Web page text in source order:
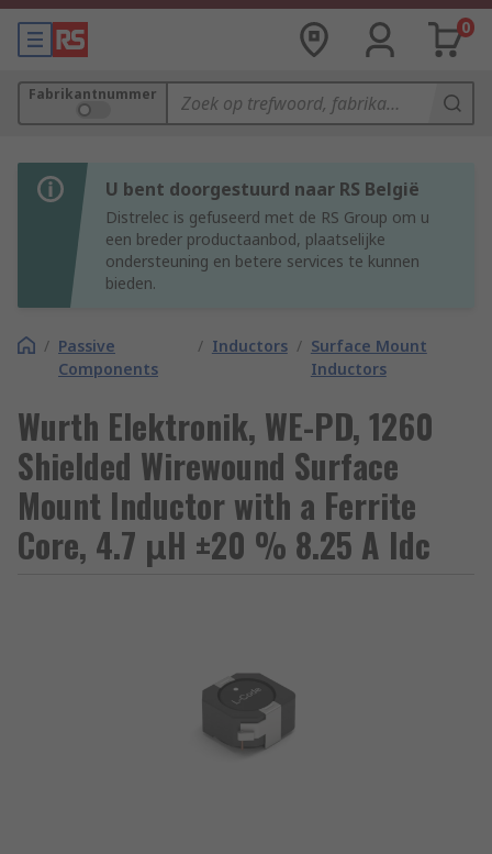
0
Fabrikantnummer
U bent doorgestuurd naar RS België
Distrelec is gefuseerd met de RS Group om u
een breder productaanbod, plaatselijke
ondersteuning en betere services te kunnen
bieden.
/ Passive
Components
/ Inductors / Surface Mount
Inductors
Wurth Elektronik, WE-PD, 1260
Shielded Wirewound Surface
Mount Inductor with a Ferrite
Core, 4.7 μH ±20 % 8.25 A Idc